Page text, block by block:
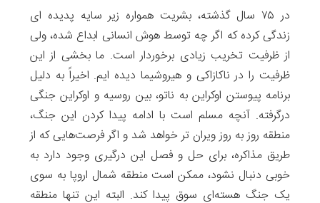
در ۷۵ سال گذشته، بشریت همواره زیر سایه پدیده ای
زندگی کرده که اگر چه توسط هوش انسانی ابداع شده، ولی
از ظرفیت تخریب زیادی برخوردار است. ما بخشی از این
ظرفیت را در ناکازاکی و هیروشیما دیده ایم. اخیراً به دلیل
برنامه پیوستن اوکراین به ناتو، بین روسیه و اوکراین جنگی
درگرفته. آنچه مسلم است با ادامه پیدا کردن این جنگ،
منطقه روز به روز ویران تر خواهد شد و اگر فرصت‌هایی که از
طریق مذاکره، برای حل و فصل این درگیری وجود دارد به
خوبی دنبال نشود، ممکن است منطقه شمال اروپا به سوی
یک جنگ هسته‌ای سوق پیدا کند. البته این تنها منطقه